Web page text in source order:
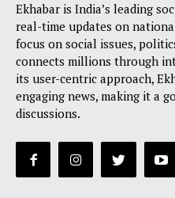
Ekhabar is India’s leading
real-time updates on
focus on social issues,
connects millions through
its user-centric approach,
engaging news, making it a
discussions.